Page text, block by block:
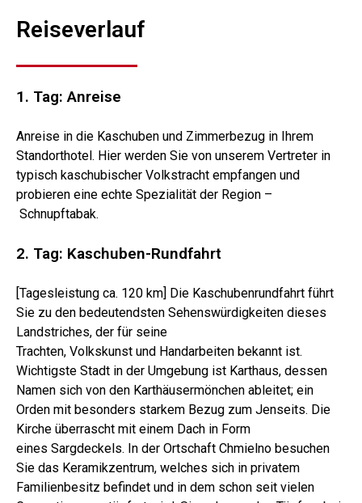
Reiseverlauf
1. Tag: Anreise
Anreise in die Kaschuben und Zimmerbezug in Ihrem
Standorthotel. Hier werden Sie von unserem Vertreter in
typisch kaschubischer Volkstracht empfangen und
probieren eine echte Spezialität der Region –
Schnupftabak.
2. Tag: Kaschuben-Rundfahrt
[Tagesleistung ca. 120 km] Die Kaschubenrundfahrt führt
Sie zu den bedeutendsten Sehenswürdigkeiten dieses
Landstriches, der für seine
Trachten, Volkskunst und Handarbeiten bekannt ist.
Wichtigste Stadt in der Umgebung ist Karthaus, dessen
Namen sich von den Karthäusermönchen ableitet; ein
Orden mit besonders starkem Bezug zum Jenseits. Die
Kirche überrascht mit einem Dach in Form
eines Sargdeckels. In der Ortschaft Chmielno besuchen
Sie das Keramikzentrum, welches sich in privatem
Familienbesitz befindet und in dem schon seit vielen